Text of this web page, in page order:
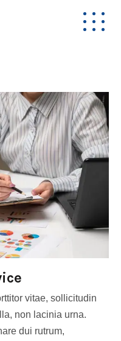
vitae, sollicitudin
non lacinia urna.
dui rutrum,